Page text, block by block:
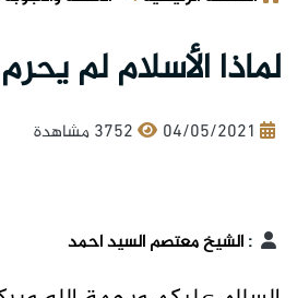
لماذا الأسلام لم
04/05/2021 3752 مشاهدة
:الشيخ معتصم السيد احمد